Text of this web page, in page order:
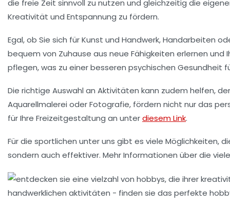
die freie Zeit sinnvoll zu nutzen und gleichzeitig die
Kreativität und Entspannung zu fördern.
Egal, ob Sie sich fürKunst und Handwerk,Handarbeiten
bequem von Zuhause aus neue Fähigkeiten erlernen
pflegen, was zu einer besseren psychischen Gesundheit
Die richtige Auswahl an Aktivitäten kann zudem helfen,
Aquarellmalerei oderFotografie, fördern nicht nur das
für Ihre Freizeitgestaltung an unterdiesem Link.
Für die sportlichen unter uns gibt es viele Möglichkeiten,
sondern auch effektiver. Mehr Informationen über die